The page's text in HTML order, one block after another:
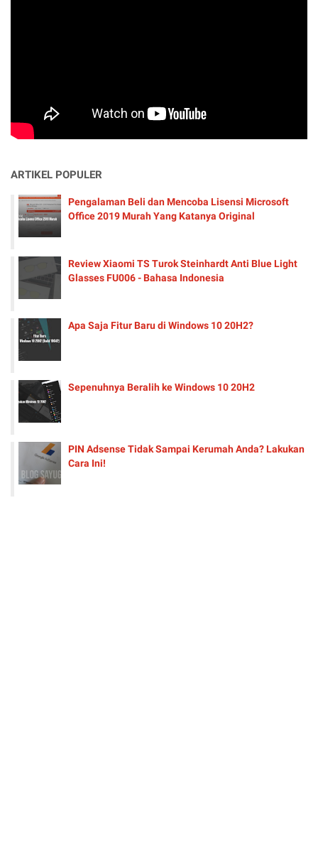
ARTIKEL POPULER
Pengalaman Beli dan Mencoba Lisensi Microsoft
Office 2019 Murah Yang Katanya Original
Review Xiaomi TS Turok Steinhardt Anti Blue Light
Glasses FU006 - Bahasa Indonesia
Apa Saja Fitur Baru di Windows 10 20H2?
Sepenuhnya Beralih ke Windows 10 20H2
PIN Adsense Tidak Sampai Kerumah Anda? Lakukan
Cara Ini!